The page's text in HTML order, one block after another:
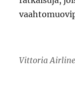
Vittoria